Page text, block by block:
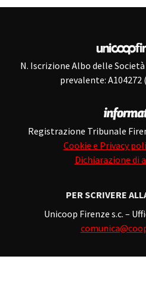
N. Iscrizione Albo delle
prevalente: A104272
Registrazione Tribunale
Cookie e Privacy
Dichiarazione di
PER SCRIVERE
Unicoop Firenze s.c. –